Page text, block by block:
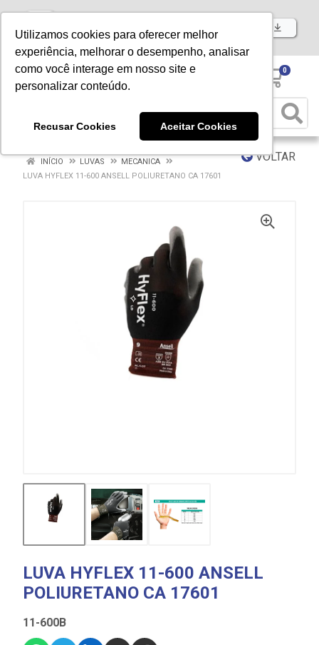
Utilizamos cookies para oferecer melhor
experiência, melhorar o desempenho, analisar
como você interage em nosso site e
personalizar conteúdo.
Recusar Cookies Aceitar Cookies
Baixe já nosso APP
0
VOLTAR
INÍCIO LUVAS
MECANICA
LUVA HYFLEX 11-600 ANSELL POLIURETANO CA 17601
LUVA HYFLEX 11-600 ANSELL
POLIURETANO CA 17601
11-600B